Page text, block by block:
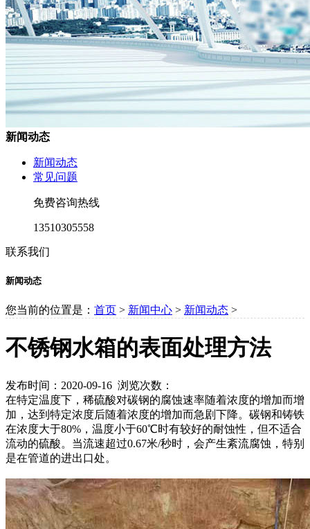
新闻动态
新闻动态
常见问题
免费咨询热线
13510305558
联系我们
新闻动态
您当前的位置是： 首页 > 新闻中心 > 新闻动态 >
不锈钢水箱的表面处理方法
发布时间：2020-09-16 浏览次数：
在特定温度下，稀硫酸对碳钢的腐蚀速率随着浓度的增加而增
加，达到特定浓度后随着浓度的增加而急剧下降。碳钢和铸铁
在浓度大于80%，温度小于60℃时有较好的耐蚀性，但不适合
流动的硫酸。当流速超过0.67米/秒时，会产生紊流腐蚀，特别
是在管道的进出口处。